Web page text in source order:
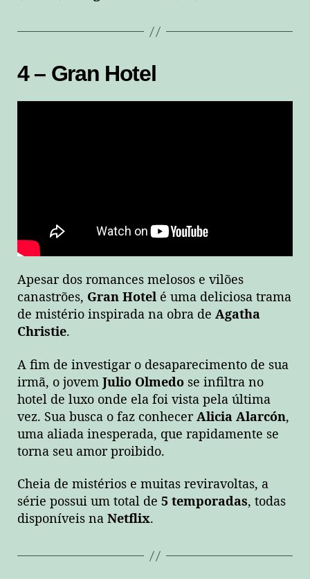
4 – Gran Hotel
Apesar dos romances melosos e vilões
canastrões, Gran Hotel é uma deliciosa trama
de mistério inspirada na obra de Agatha
Christie.
A fim de investigar o desaparecimento de sua
irmã, o jovem Julio Olmedo se infiltra no
hotel de luxo onde ela foi vista pela última
vez. Sua busca o faz conhecerAlicia Alarcón,
uma aliada inesperada, que rapidamente se
torna seu amor proibido.
Cheia de mistérios e muitas reviravoltas, a
série possui um total de 5 temporadas, todas
disponíveis na Netflix.